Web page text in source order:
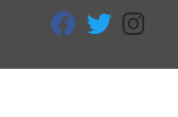
fab fa-facebook
fab fa-twitter